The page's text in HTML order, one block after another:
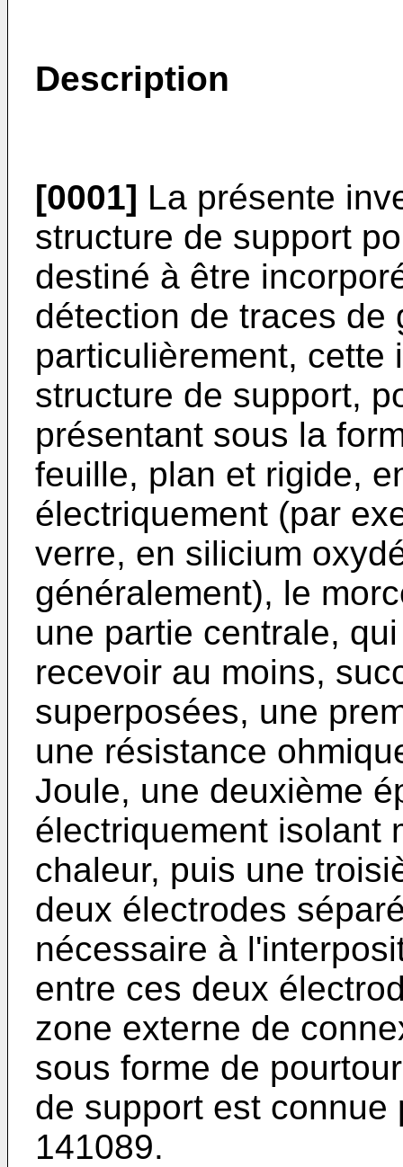
Description
[0001] La présente
structure de support
destiné à être
détection de traces de
particulièrement, cette
structure de support,
présentant sous la
feuille, plan et rigide,
électriquement (par
verre, en silicium
généralement), le
une partie centrale,
recevoir au moins,
superposées, une
une résistance
Joule, une deuxième
électriquement isolant
chaleur, puis une
deux électrodes
nécessaire à
entre ces deux
zone externe de
sous forme de
de support est connue
141089.